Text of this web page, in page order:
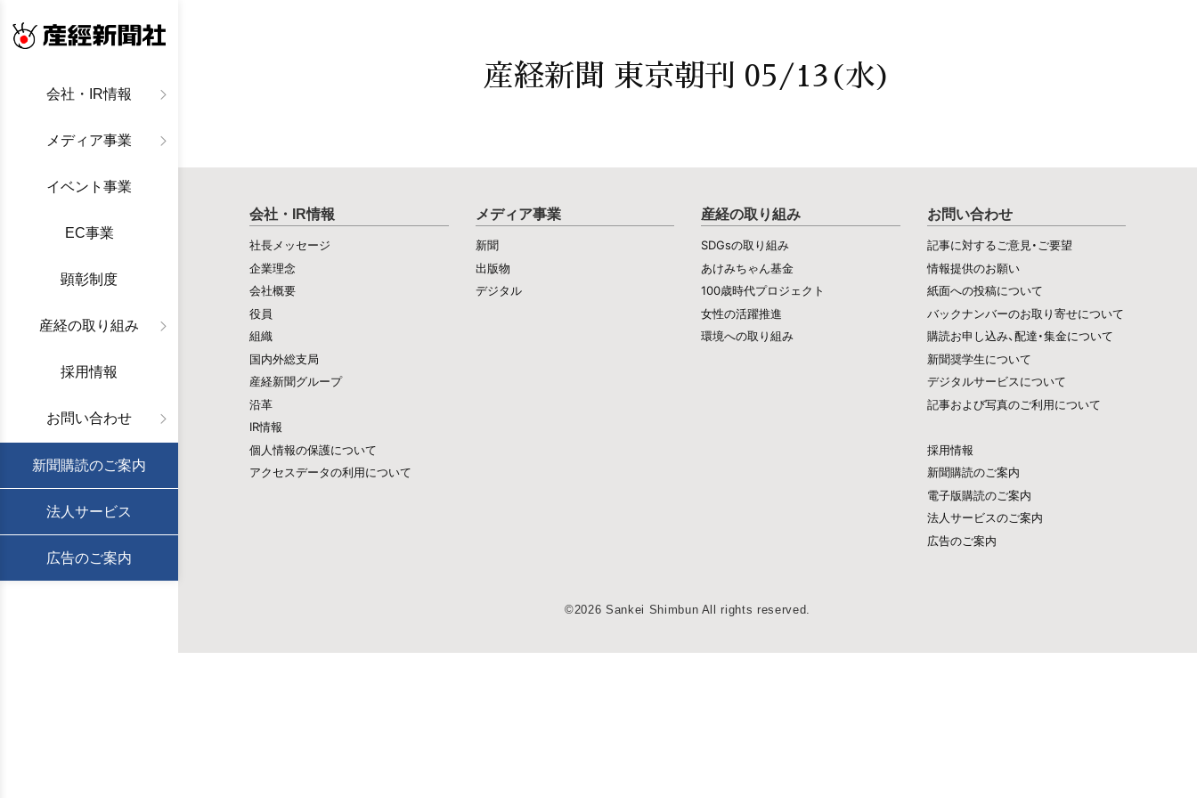
会社・IR情報
メディア事業
イベント事業
EC事業
顕彰制度
産経の取り組み
採用情報
お問い合わせ
新聞購読のご案内
法人サービス
広告のご案内
産経新聞 東京朝刊 05/13(水)
会社・IR情報
社長メッセージ
企業理念
会社概要
役員
組織
国内外総支局
産経新聞グループ
沿革
IR情報
個人情報の保護について
アクセスデータの利用について
メディア事業
新聞
出版物
デジタル
産経の取り組み
SDGsの取り組み
あけみちゃん基金
100歳時代プロジェクト
女性の活躍推進
環境への取り組み
お問い合わせ
記事に対するご意見・ご要望
情報提供のお願い
紙面への投稿について
バックナンバーのお取り寄せについて
購読お申し込み、配達・集金について
新聞奨学生について
デジタルサービスについて
記事および写真のご利用について
採用情報
新聞購読のご案内
電子版購読のご案内
法人サービスのご案内
広告のご案内
©2026 Sankei Shimbun All rights reserved.